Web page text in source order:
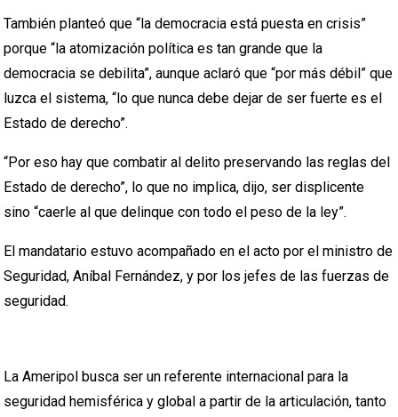
También planteó que “la democracia está puesta en crisis”
porque “la atomización política es tan grande que la
democracia se debilita”, aunque aclaró que “por más débil” que
luzca el sistema, “lo que nunca debe dejar de ser fuerte es el
Estado de derecho”.
“Por eso hay que combatir al delito preservando las reglas del
Estado de derecho”, lo que no implica, dijo, ser displicente
sino “caerle al que delinque con todo el peso de la ley”.
El mandatario estuvo acompañado en el acto por el ministro de
Seguridad, Aníbal Fernández, y por los jefes de las fuerzas de
seguridad.
La Ameripol busca ser un referente internacional para la
seguridad hemisférica y global a partir de la articulación, tanto